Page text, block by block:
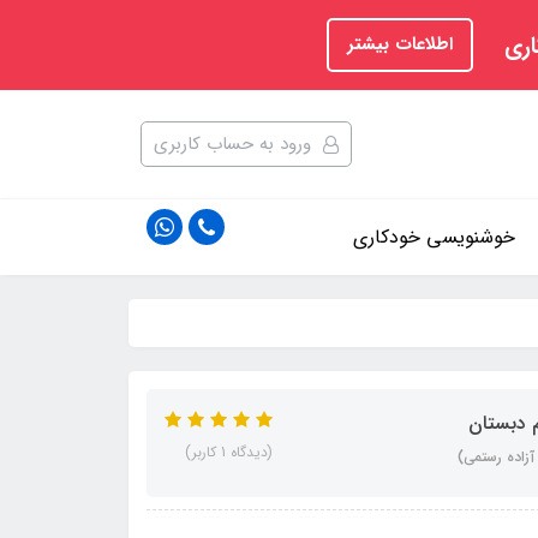
اطلاعات بیشتر
ورود به حساب کاربری
خوشنویسی خودکاری
رستمی) (دیدگاه 1 کاربر)